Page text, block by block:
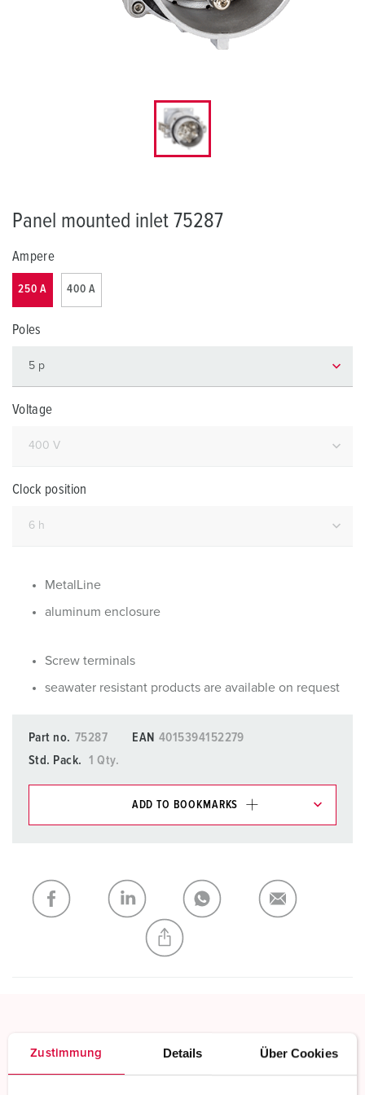
Zustimmung Details Über Cookies
Panel mounted inlet 75287
Ampere
250 A 400 A
Poles
Voltage
Clock position
MetalLine
aluminum enclosure
Screw terminals
seawater resistant products are available on request
Part no. 75287 EAN 4015394152279
Std. Pack.
1 Qty.
ADD TO BOOKMARKS
My list ADD
CREATE A NEW LIST